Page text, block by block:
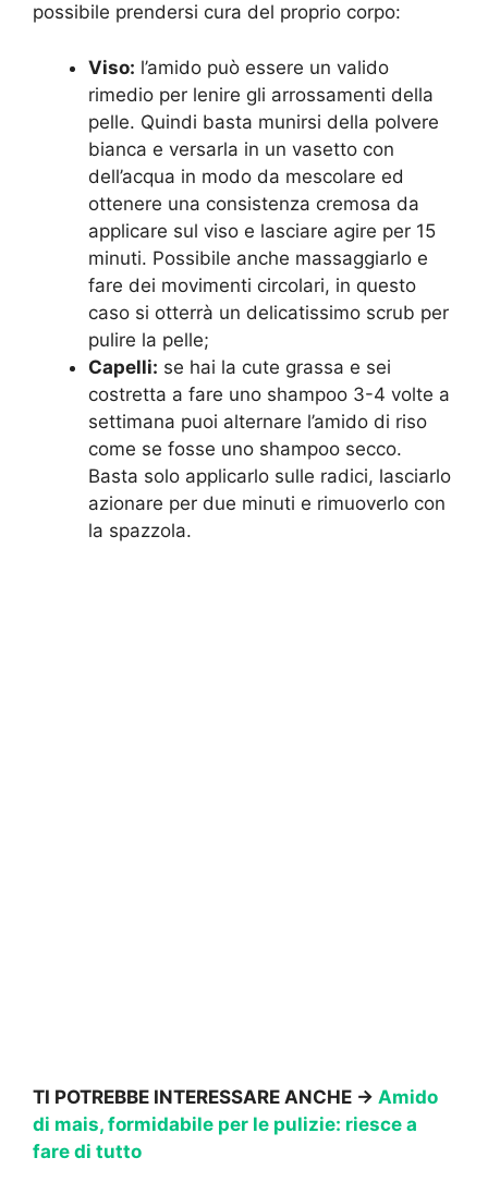
possibile prendersi cura del proprio corpo:
Viso: l’amido può essere un valido
rimedio per lenire gli arrossamenti della
pelle. Quindi basta munirsi della polvere
bianca e versarla in un vasetto con
dell’acqua in modo da mescolare ed
ottenere una consistenza cremosa da
applicare sul viso e lasciare agire per 15
minuti. Possibile anche massaggiarlo e
fare dei movimenti circolari, in questo
caso si otterrà un delicatissimo scrub per
pulire la pelle;
Capelli: se hai la cute grassa e sei
costretta a fare uno shampoo 3-4 volte a
settimana puoi alternare l’amido di riso
come se fosse uno shampoo secco.
Basta solo applicarlo sulle radici, lasciarlo
azionare per due minuti e rimuoverlo con
la spazzola.
TI POTREBBE INTERESSARE ANCHE -> Amido
di mais, formidabile per le pulizie: riesce a
fare di tutto